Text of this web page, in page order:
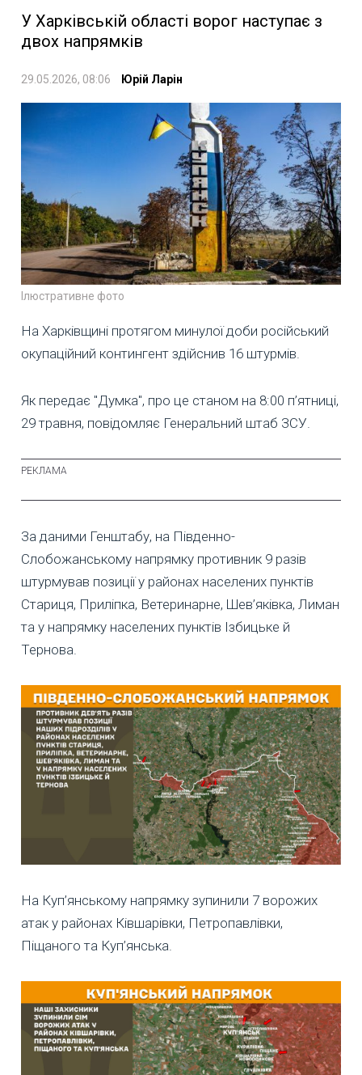
У Харківській області ворог наступає з
двох напрямків
29.05.2026, 08:06 Юрій Ларін
Ілюстративне фото
На Харківщині протягом минулої доби російський
окупаційний контингент здійснив 16 штурмів.
Як передає "Думка", про це станом на 8:00 п’ятниці,
29 травня, повідомляє Генеральний штаб ЗСУ.
За даними Генштабу, на Південно-
Слобожанському напрямку противник 9 разів
штурмував позиції у районах населених пунктів
Стариця, Приліпка, Ветеринарне, Шев’яківка, Лиман
та у напрямку населених пунктів Ізбицьке й
Тернова.
На Куп’янському напрямку зупинили 7 ворожих
атак у районах Ківшарівки, Петропавлівки,
Піщаного та Куп’янська.